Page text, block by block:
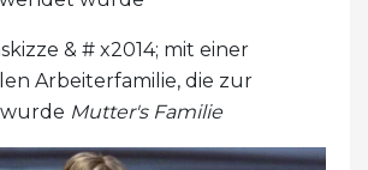
& # x2014; mit einer
Arbeiterfamilie, die zur
Mutter's Familie